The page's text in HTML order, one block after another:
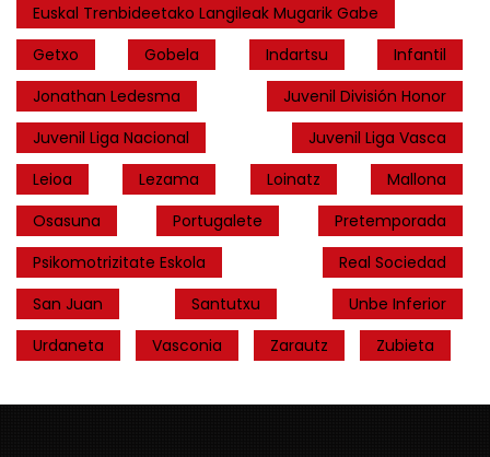
Euskal Trenbideetako Langileak Mugarik Gabe
Getxo
Gobela Indartsu
Infantil
Jonathan Ledesma
Juvenil División Honor
Juvenil Liga Nacional
Juvenil Liga Vasca
Leioa
Lezama Loinatz
Mallona
Osasuna
Portugalete
Pretemporada
Psikomotrizitate Eskola
Real Sociedad
San Juan
Santutxu
Unbe Inferior
Urdaneta
Vasconia Zarautz Zubieta